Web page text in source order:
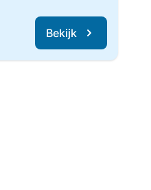
Bekijk